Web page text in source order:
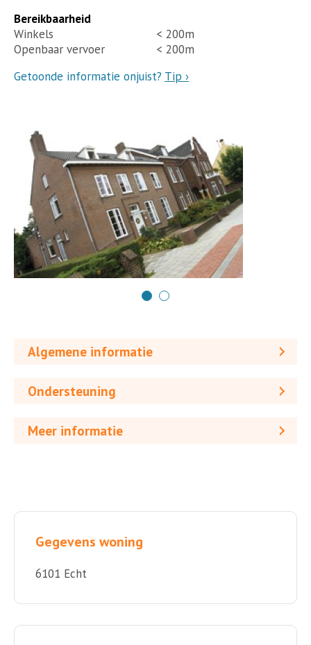
Bereikbaarheid
Winkels
< 200m
Openbaar vervoer
< 200m
Getoonde informatie onjuist? Tip ›
Algemene informatie
Ondersteuning
Meer informatie
Gegevens woning
6101 Echt